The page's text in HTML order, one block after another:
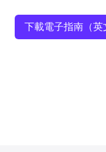
下載電子指南（英